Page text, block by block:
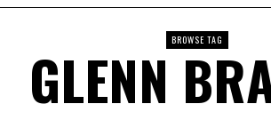
BROWSE TAG
GLENN